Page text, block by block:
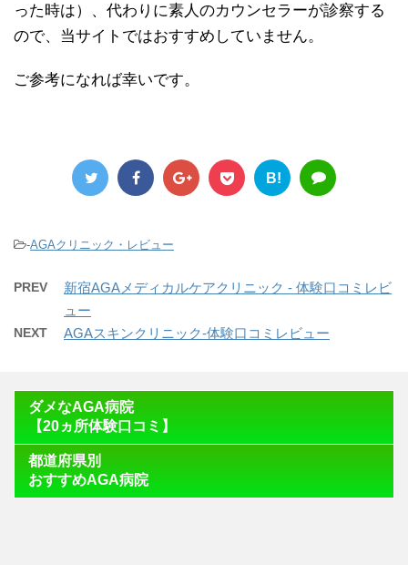
った時は）、代わりに素人のカウンセラーが診察する
ので、当サイトではおすすめしていません。
ご参考になれば幸いです。
B!
-AGAクリニック・レビュー
PREV
新宿AGAメディカルケアクリニック - 体験口コミレビ
ュー
NEXT AGAスキンクリニック-体験口コミレビュー
ダメなAGA病院
【20ヵ所体験口コミ】
都道府県別
おすすめAGA病院